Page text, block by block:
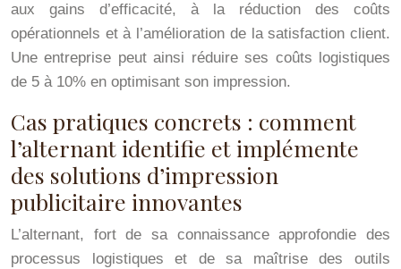
aux gains d’efficacité, à la réduction des coûts
opérationnels et à l’amélioration de la satisfaction client.
Une entreprise peut ainsi réduire ses coûts logistiques
de 5 à 10% en optimisant son impression.
Cas pratiques concrets : comment
l’alternant identifie et implémente
des solutions d’impression
publicitaire innovantes
L’alternant, fort de sa connaissance approfondie des
processus logistiques et de sa maîtrise des outils